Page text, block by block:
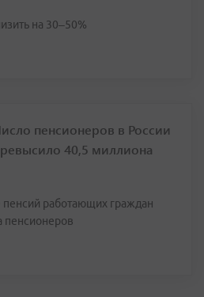
на 30–50%
пенсионеров в России
40,5 миллиона
работающих граждан
пенсионеров